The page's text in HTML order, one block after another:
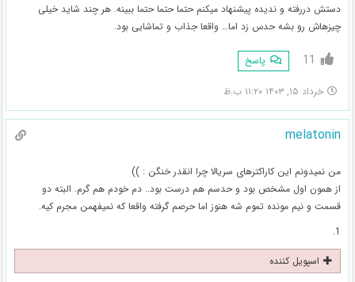
دستش دررفته و ندیده پیشنهاد میکنم حتما حتما حتما ببینه. هر چند شاید خیلی
چیزهاش رو بشه حدس زد اما… واقعا جذاب و تماشایی بود.
11 پاسخ
خرداد ۱۵, ۱۴۰۳ ۱۱:۲۰ ب.ظ
melatonin
من نمیدونم این کاراکترهای سریالا چرا انقدر خنگن : ))
از همون اول مشخص بود و حدسم هم درست بود.. دم خودم هم گرم. البته دو
قسمت و نیم مونده تموم شه هنوز اما حرصم گرفته واقعا که نمیفهمن مجرم کیه.
1.
اسپویل کننده